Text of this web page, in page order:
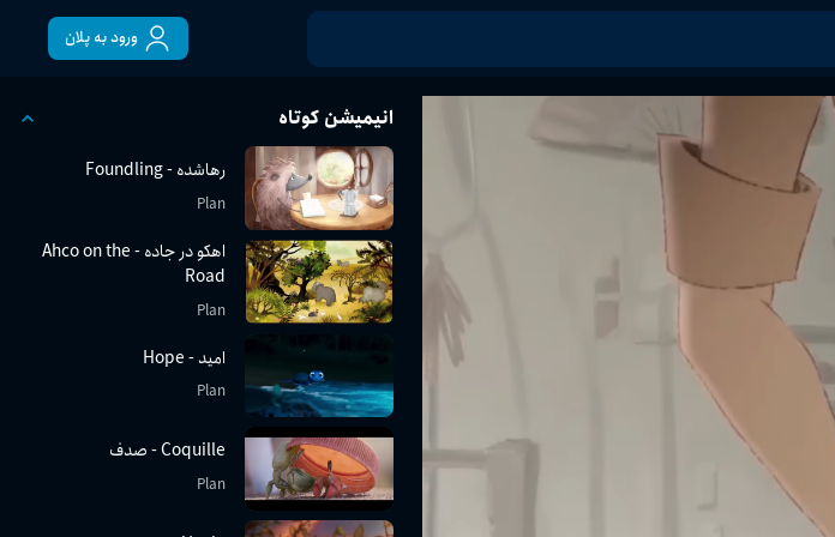
ورود به پلان
انیمیشن کوتاه
رها‌شده - Foundling
Plan
اهکو در جاده - Ahco on the
Road
Plan
امید - Hope
Plan
Coquille - صدف
Plan